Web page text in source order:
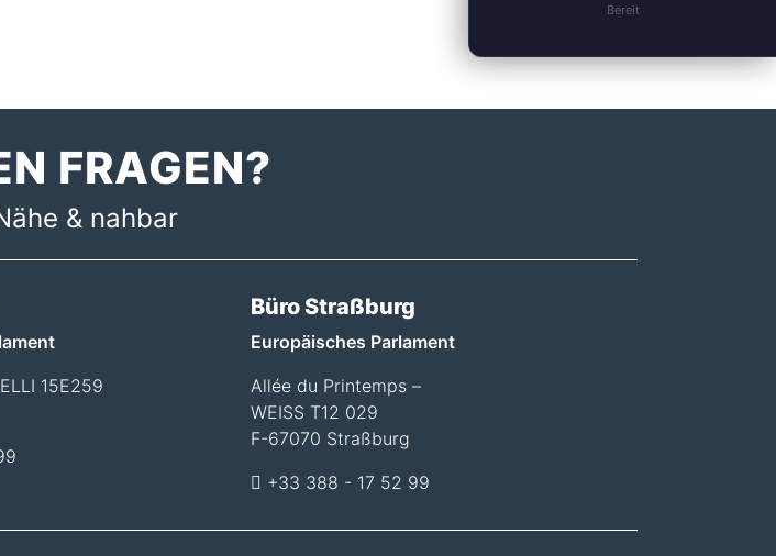
Bereit
FRAGEN?
& nahbar
15E259
Büro Straßburg
Europäisches Parlament
Allée du Printemps –
WEISS T12 029
F-67070 Straßburg
+33 388 - 17 52 99